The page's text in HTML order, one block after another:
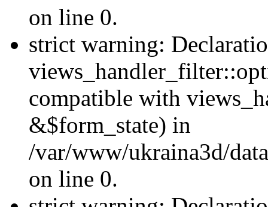
on line 0.
strict warning:
compatible with
&$form_state) in
/var/www/ukraina3d/
on line 0.